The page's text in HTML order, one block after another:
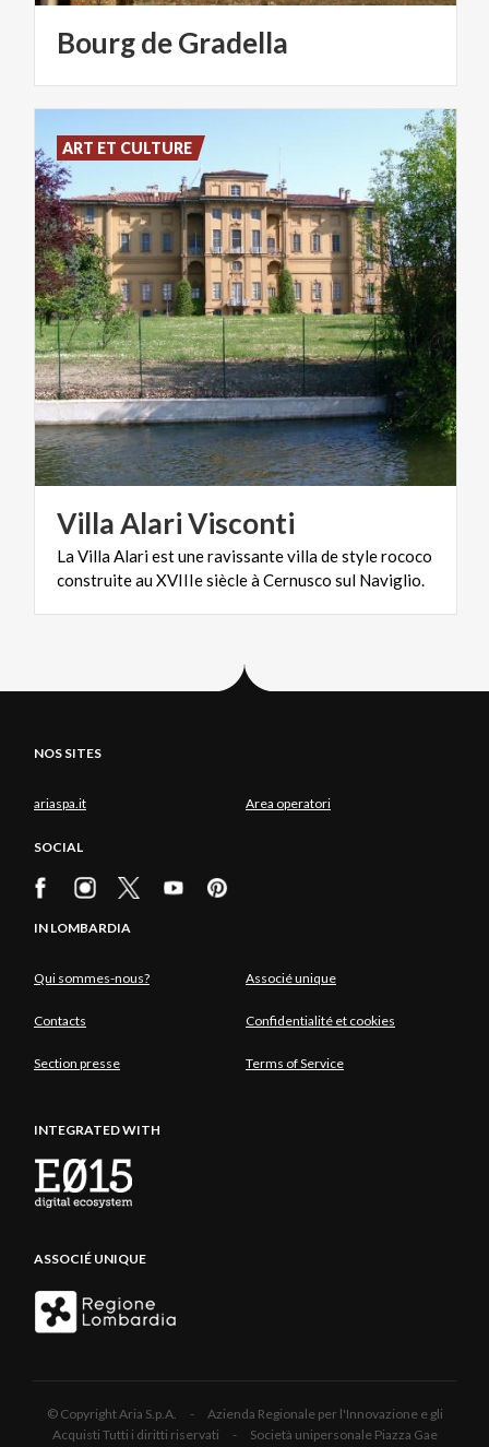
BourgdeGradella
VillaAlariVisconti
LaVillaAlariestuneravissantevilladestylerococo
construiteauXVIIIesiècleàCernusco sul Naviglio.
ART ET CULTURE
NOS SITES
ariaspa.it Area operatori
SOCIAL
IN LOMBARDIA
Qui sommes-nous? Associé unique
Contacts Confidentialité et cookies
Section presse Terms of Service
INTEGRATED WITH
ASSOCIÉ UNIQUE
© Copyright Aria S.p.A. - Azienda Regionale per l'Innovazione e gli
Acquisti Tutti i diritti riservati - Società unipersonale Piazza Gae